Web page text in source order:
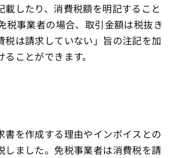
載したり、消費税額を明記すること
税事業者の場合、取引金額は税抜き
税は請求していない」旨の注記を加
ことができます。
書を作成する理由やインボイスとの
しました。免税事業者は消費税を請